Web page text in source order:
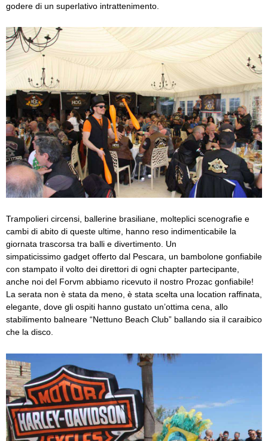
godere di un superlativo intrattenimento.
Trampolieri circensi, ballerine brasiliane, molteplici scenografie e
cambi di abito di queste ultime, hanno reso indimenticabile la
giornata trascorsa tra balli e divertimento. Un
simpaticissimo gadget offerto dal Pescara, un bambolone gonfiabile
con stampato il volto dei direttori di ogni chapter partecipante,
anche noi del Forvm abbiamo ricevuto il nostro Prozac gonfiabile!
La serata non è stata da meno, è stata scelta una location raffinata,
elegante, dove gli ospiti hanno gustato un’ottima cena, allo
stabilimento balneare “Nettuno Beach Club” ballando sia il caraibico
che la disco.